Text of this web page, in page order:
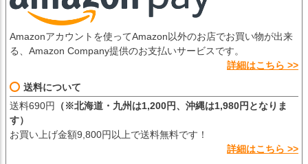
Amazonアカウントを使ってAmazon以外のお店でお買い物が出来
る、Amazon Company提供のお支払いサービスです。
詳細はこちら >>
送料について
送料690円 （※北海道・九州は1,200円、沖縄は1,980円となりま
す）
お買い上げ金額9,800円以上で送料無料です！
詳細はこちら >>